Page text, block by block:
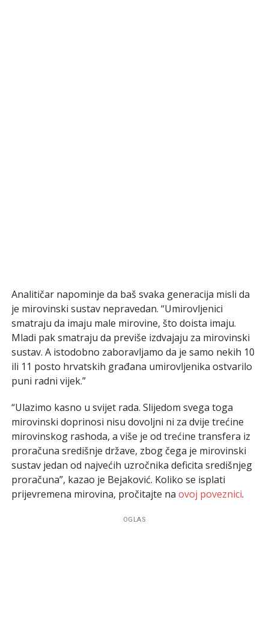
Analitičar napominje da baš svaka generacija misli da
je mirovinski sustav nepravedan. “Umirovljenici
smatraju da imaju male mirovine, što doista imaju.
Mladi pak smatraju da previše izdvajaju za mirovinski
sustav. A istodobno zaboravljamo da je samo nekih 10
ili 11 posto hrvatskih građana umirovljenika ostvarilo
puni radni vijek.”
“Ulazimo kasno u svijet rada. Slijedom svega toga
mirovinski doprinosi nisu dovoljni ni za dvije trećine
mirovinskog rashoda, a više je od trećine transfera iz
proračuna središnje države, zbog čega je mirovinski
sustav jedan od najvećih uzročnika deficita središnjeg
proračuna”, kazao je Bejaković. Koliko se isplati
prijevremena mirovina, pročitajte na ovoj poveznici.
OGLAS